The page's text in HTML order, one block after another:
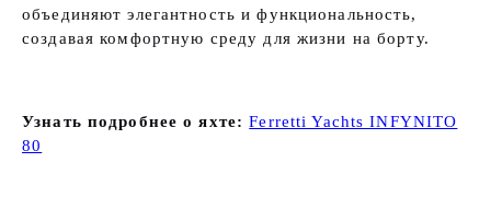
объединяют элегантность и функциональность,
создавая комфортную среду для жизни на борту.
Узнать подробнее о яхте: Ferretti Yachts INFYNITO
80